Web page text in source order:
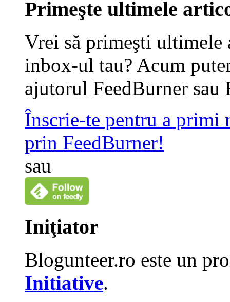
Primeşte ultimele
Vrei să primeşti
inbox-ul tau? Acum
ajutorul FeedBurner sau
Înscrie-te pentru a primi
prin FeedBurner!
sau
Iniţiator
Blogunteer.ro este un
Initiative.